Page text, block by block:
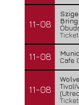
11-08
11-08
Cafe
11-08